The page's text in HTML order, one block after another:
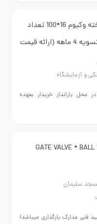
استعلام لوله لخته وکیوم 16*100 تعداد
تسویه 4 ماهه (ارائه قیمت
خریدار بعهده
میباشد/